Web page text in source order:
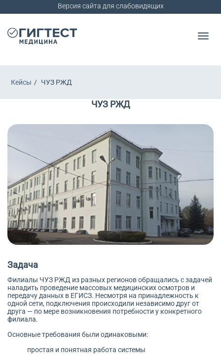
Версия сайта для слабовидящих
Кейсы ЧУЗ РЖД
ЧУЗ РЖД
Задача
Филиалы ЧУЗ РЖД из разных регионов обращались с задачей
наладить проведение массовых медицинских осмотров и
передачу данных в ЕГИСЗ. Несмотря на принадлежность к
одной сети, подключения происходили независимо друг от
друга — по мере возникновения потребности у конкретного
филиала.
Основные требования были одинаковыми:
простая и понятная работа системы